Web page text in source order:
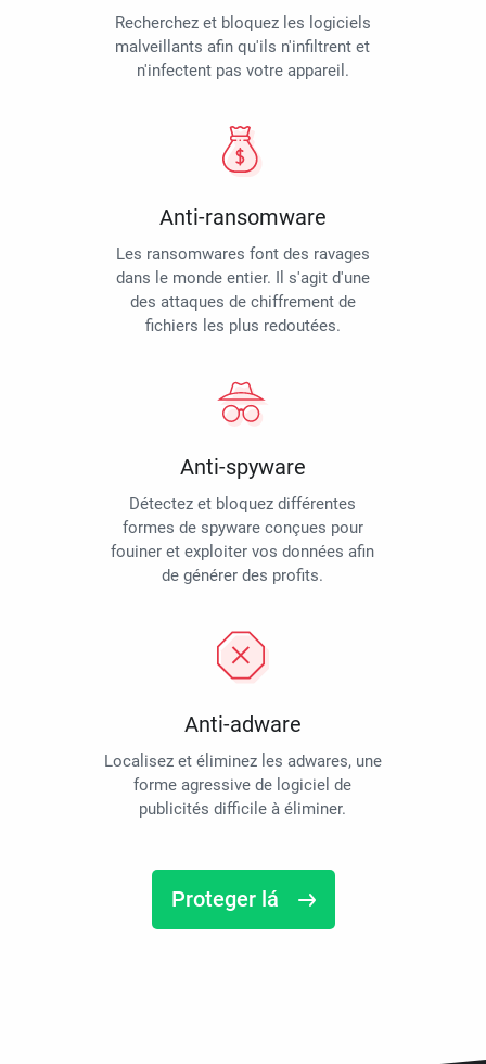
Recherchez et bloquez les logiciels
malveillants afin qu'ils n'infiltrent et
n'infectent pas votre appareil.
Anti-ransomware
Les ransomwares font des ravages
dans le monde entier. Il s'agit d'une
des attaques de chiffrement de
fichiers les plus redoutées.
Anti-spyware
Détectez et bloquez différentes
formes de spyware conçues pour
fouiner et exploiter vos données afin
de générer des profits.
Anti-adware
Localisez et éliminez les adwares, une
forme agressive de logiciel de
publicités difficile à éliminer.
Proteger lá